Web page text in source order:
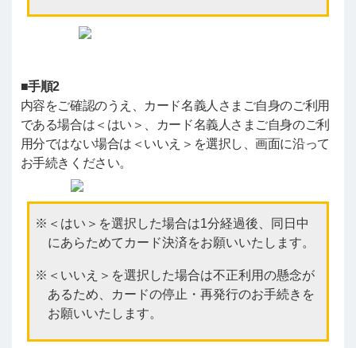
■手順2
内容をご確認のうえ、カード名義人さまご自身のご利用
である場合は＜はい＞、カード名義人さまご自身のご利
用分ではない場合は＜いいえ＞を選択し、画面に沿って
お手続きください。
＜はい＞を選択した場合は1分経過後、同日中
にあらためてカード決済をお願いいたします。
＜いいえ＞を選択した場合は不正利用の懸念が
あるため、カードの停止・再発行のお手続きを
お願いいたします。